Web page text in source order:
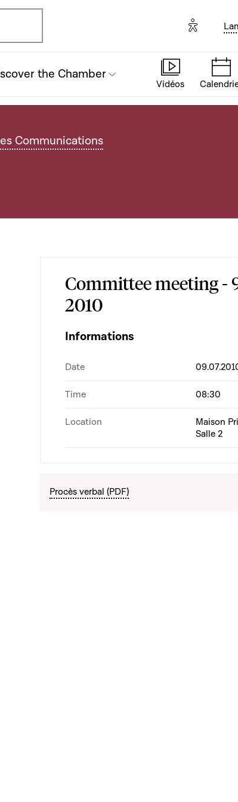
Options
the Chamber
Vidéos
Communications
Committee meeting -
2010
Informations
Date
Time 08:30
Location
Maison
Salle 2
Procès verbal (PDF)